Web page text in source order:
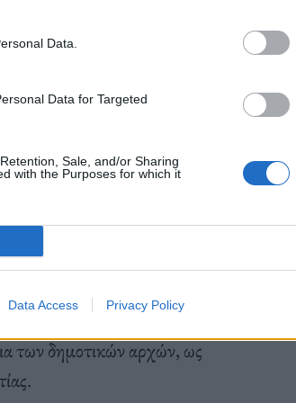
Data.
Data for Targeted
Sale, and/or Sharing
with the Purposes for which it
Data Access Privacy Policy
των πόλεων σε όσους
πολλές γέφυρες.
που τα κράτη
θα πετύχουμε».
του 2021 στην
για να ενδυναμωθεί η
η δημοκρατία στην
απόδειξη της
της
δήμαρχος Αθηναίων στον
των δημοτικών αρχών, ως